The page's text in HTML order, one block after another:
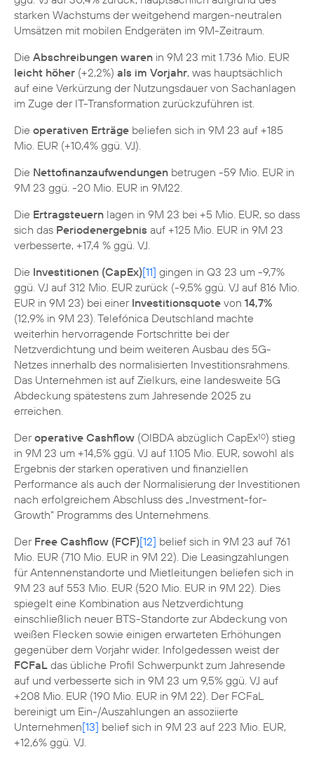
starken Wachstums der weitgehend margen-neutralen
Umsätzen mit mobilen Endgeräten im 9M-Zeitraum.
Die Abschreibungen waren in 9M 23 mit 1.736 Mio. EUR
leicht höher (+2,2%) als im Vorjahr, was hauptsächlich
auf eine Verkürzung der Nutzungsdauer von Sachanlagen
im Zuge der IT-Transformation zurückzuführen ist.
Die operativen Erträge beliefen sich in 9M 23 auf +185
Mio. EUR (+10,4% ggü. VJ).
Die Nettofinanzaufwendungen betrugen -59 Mio. EUR in
9M 23 ggü. -20 Mio. EUR in 9M22.
Die Ertragsteuern lagen in 9M 23 bei +5 Mio. EUR, so dass
sich das Periodenergebnis auf +125 Mio. EUR in 9M 23
verbesserte, +17,4 % ggü. VJ.
Die Investitionen (CapEx)[11] gingen in Q3 23 um -9,7%
ggü. VJ auf 312 Mio. EUR zurück (-9,5% ggü. VJ auf 816 Mio.
EUR in 9M 23) bei einer Investitionsquote von 14,7%
(12,9% in 9M 23). Telefónica Deutschland machte
weiterhin hervorragende Fortschritte bei der
Netzverdichtung und beim weiteren Ausbau des 5G-
Netzes innerhalb des normalisierten Investitionsrahmens.
Das Unternehmen ist auf Zielkurs, eine landesweite 5G
Abdeckung spätestens zum Jahresende 2025 zu
erreichen.
Deroperative Cashflow (OIBDA abzüglich CapEx10) stieg
in 9M 23 um +14,5% ggü. VJ auf 1.105 Mio. EUR, sowohl als
Ergebnis der starken operativen und finanziellen
Performance als auch der Normalisierung der Investitionen
nach erfolgreichem Abschluss des „Investment-for-
Growth“ Programms des Unternehmens.
Der Free Cashflow (FCF)[12] belief sich in 9M 23 auf 761
Mio. EUR (710 Mio. EUR in 9M 22). Die Leasingzahlungen
für Antennenstandorte und Mietleitungen beliefen sich in
9M 23 auf 553 Mio. EUR (520 Mio. EUR in 9M 22). Dies
spiegelt eine Kombination aus Netzverdichtung
einschließlich neuer BTS-Standorte zur Abdeckung von
weißen Flecken sowie einigen erwarteten Erhöhungen
gegenüber dem Vorjahr wider. Infolgedessen weist der
FCFaL das übliche Profil Schwerpunkt zum Jahresende
auf und verbesserte sich in 9M 23 um 9,5% ggü. VJ auf
+208 Mio. EUR (190 Mio. EUR in 9M 22). Der FCFaL
bereinigt um Ein-/Auszahlungen an assoziierte
Unternehmen[13] belief sich in 9M 23 auf 223 Mio. EUR,
+12,6% ggü. VJ.